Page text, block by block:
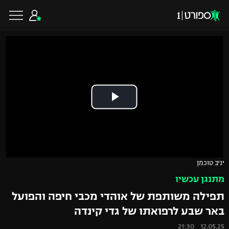
גביע הטוטו
ליגיונרים
גביע המדינה
ליגה אירופית
כדורסל ישראלי
ליגה לאומית
כדורסל עולמי
NBA
יניב טוכמן
מתנגן עכשיו
תפילה משותפת של אוהדי מכבי חיפה והפועל
באר שבע לרפואתו של גדי קינדה
12.05.25 21:30